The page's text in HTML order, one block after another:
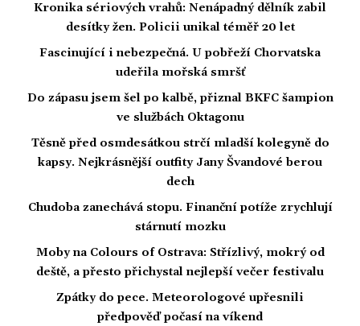
Kronika sériových vrahů: Nenápadný dělník zabil
desítky žen. Policii unikal téměř 20 let
Fascinující i nebezpečná. U pobřeží Chorvatska
udeřila mořská smršť
Do zápasu jsem šel po kalbě, přiznal BKFC šampion
ve službách Oktagonu
Těsně před osmdesátkou strčí mladší kolegyně do
kapsy. Nejkrásnější outfity Jany Švandové berou
dech
Chudoba zanechává stopu. Finanční potíže zrychlují
stárnutí mozku
Moby na Colours of Ostrava: Střízlivý, mokrý od
deště, a přesto přichystal nejlepší večer festivalu
Zpátky do pece. Meteorologové upřesnili
předpověď počasí na víkend